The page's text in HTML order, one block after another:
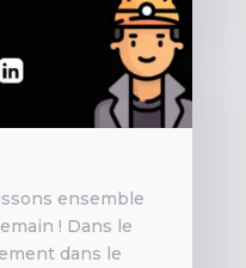
ensemble
! Dans le
dans le